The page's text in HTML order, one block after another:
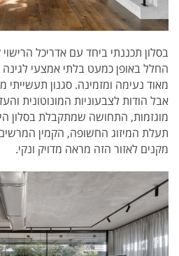
בסלון תכננתי ביחד עם אדריכל
החלל באופן כמעט בלתי אמצעי
מאוד נעימה ומזמינה. סגנון תעשייתי
אבל הודות לצבעוניות המונוטונית
מוגזמות, התחושה שמתקבלת בסלון
תעלת המיזוג החשופה, הקמין המרשים
מקנים לאזור הזה מראה מדויק ונקי.